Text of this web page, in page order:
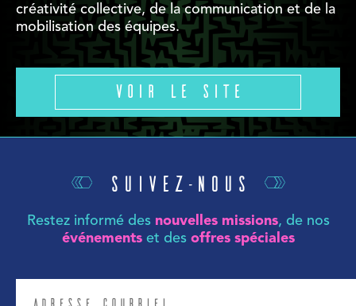
créativité collective, de la communication et de la
mobilisation des équipes.
Voir le site
Suivez-nous
Restez informé des nouvelles missions, de nos
événementset des offres spéciales